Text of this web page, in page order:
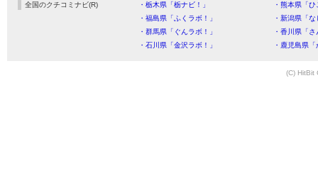
全国のクチコミナビ(R) ・栃木県「栃ナビ！」
・熊本県「
・福島県「ふくラボ！」
・新潟県「
・群馬県「ぐんラボ！」
・香川県「
・石川県「金沢ラボ！」
・鹿児島県
(C) HitBit